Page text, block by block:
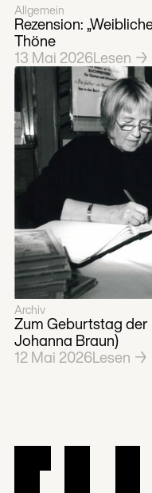
Allgemein
Rezension:
Thöne
13 Mai 2026Lesen →
Archiv
Zum Geburtstag der
Johanna Braun)
12Mai 2026Lesen →